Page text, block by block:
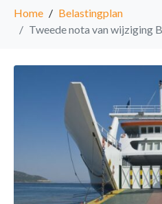
Home
Belastingplan
Tweede nota van wijziging